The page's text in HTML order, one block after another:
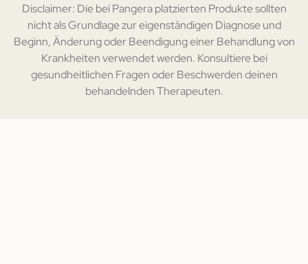
Disclaimer: Die bei Pangera platzierten Produkte sollten
nicht als Grundlage zur eigenständigen Diagnose und
Beginn, Änderung oder Beendigung einer Behandlung von
Krankheiten verwendet werden. Konsultiere bei
gesundheitlichen Fragen oder Beschwerden deinen
behandelnden Therapeuten.